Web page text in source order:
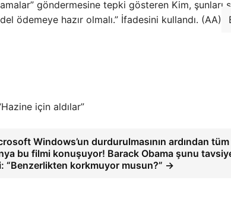
göndermesine tepki gösteren Kim, şunları
ödemeye hazır olmalı.” İfadesini kullandı. (AA)
için aldılar”
Windows’un durdurulmasının ardından tüm
bu filmi konuşuyor! Barack Obama şunu
“Benzerlikten korkmuyor musun?” →